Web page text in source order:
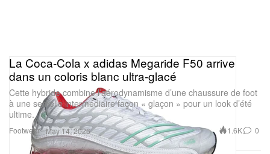
Footwear
La Coca‑Cola x adidas Megaride F50 arrive
dans un coloris blanc ultra‑glacé
Cette hybride combine l’aérodynamisme d’une chaussure de foot
à une semelle intermédiaire façon « glaçon » pour un look d’été
ultime.
May 14, 2026 1.6K 0